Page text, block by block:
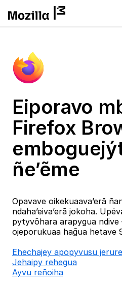
Eiporavo
Firefox
ñe’ẽme
Opavave oikekuaava’erã
ndaha’eiva’erã jokoha.
pytyvõhara arapygua
ojeporukuaa hag̃ua hetave
Ehechajey apopyvusu
Jehaipy rehegua
Ayvu reñoiha